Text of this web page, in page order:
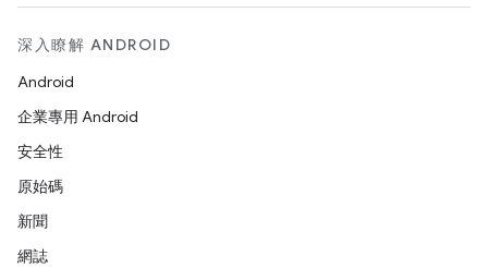
深入瞭解 ANDROID
Android
企業專用 Android
安全性
原始碼
新聞
網誌